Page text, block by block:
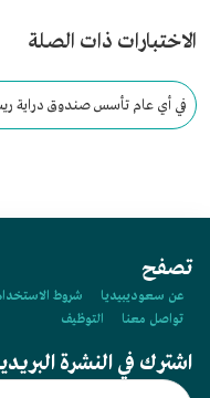
الاختبارات ذات الصلة
في أي عام تأسس صندوق دراية
تصفح
عن سعوديبيديا شروط
تواصل معنا
التوظيف
اشترك في النشرة